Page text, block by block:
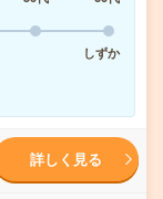
しずか
詳しく見る